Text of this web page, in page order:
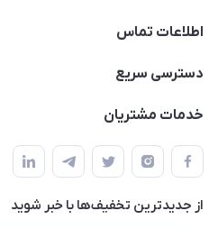
اطلاعات تماس
04432336021
دسترسی سریع
حساب کاربری
لیست محصولات
درباره ما
خدمات مشتریان
قوانین و مقررات
حریم خصوصی
راهنما
از جدید‌ترین تخفیف‌ها با‌ خبر شوید